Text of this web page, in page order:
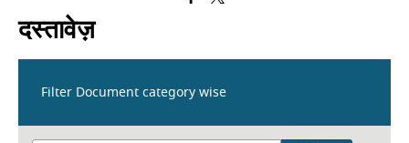
दस्तावेज़
Filter Document category wise